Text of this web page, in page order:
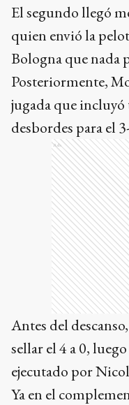
El segundo llegó
quien envió la
Bologna que nada
Posteriormente,
jugada que incluyó
desbordes para el
Ads
Antes del
sellar el 4 a 0,
ejecutado por
Ya en el